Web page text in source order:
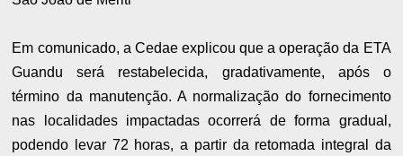
Em comunicado, a Cedae explicou que a operação da ETA
Guandu será restabelecida, gradativamente, após o
término da manutenção. A normalização do fornecimento
nas localidades impactadas ocorrerá de forma gradual,
podendo levar 72 horas, a partir da retomada integral da